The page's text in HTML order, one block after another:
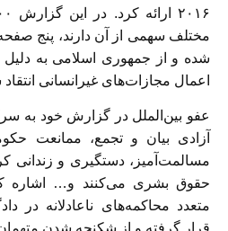
مختلف سهمی از آن دارند، پنج
شده و از جمهوری اسلامی به
اعمال مجازات‌های غیرانسانی
عفو بین‌الملل در گزارش خود به
آزادی بیان و تجمع، ممانعت
مسالمت‌آمیز، دستگیری و زندانی
حقوق بشری می‌کنند و… اشاره
متعدد محاکمه‌های ناعادلانه در